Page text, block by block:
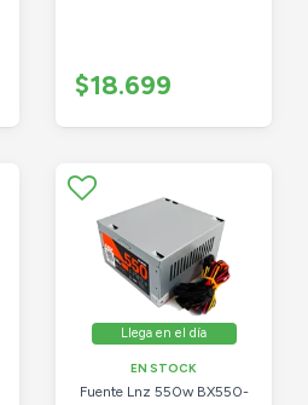
$18.699
Llega en el día
EN STOCK
Fuente Lnz 550w BX550-